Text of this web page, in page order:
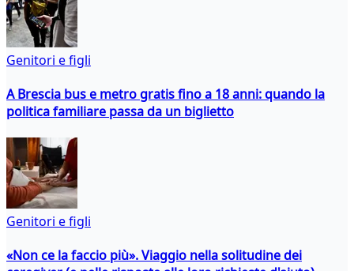
Genitori e figli
A Brescia bus e metro gratis fino a 18 anni: quando la
politica familiare passa da un biglietto
Genitori e figli
«Non ce la faccio più». Viaggio nella solitudine dei